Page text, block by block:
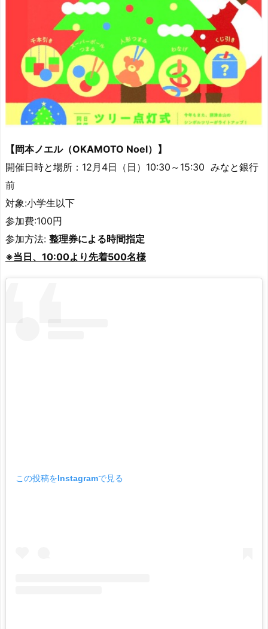
【岡本ノエル（OKAMOTO Noel）】
開催日時と場所：12月4日（日）10:30～15:30 みなと銀行
前
対象:小学生以下
参加費:100円
参加方法: 整理券による時間指定
※当日、10:00より先着500名様
この投稿をInstagramで見る